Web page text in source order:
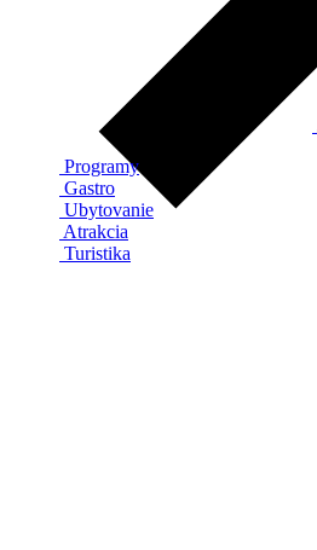
Programy
Gastro
Ubytovanie
Atrakcia
Turistika